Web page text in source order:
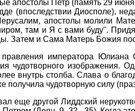
апостолы Петр (память 29
(впоследствии Диосполе),
апостолы молили
там и Я с вами буду".
Затем и Сама Матерь Божия
императора Юлиана
чудотворного изображения.
внутрь столба. Слава о
получила чудотворную силу
еще другой Лиддский